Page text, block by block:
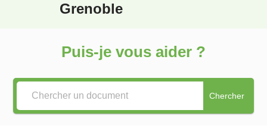
Grenoble
Puis-je vous aider ?
Chercher